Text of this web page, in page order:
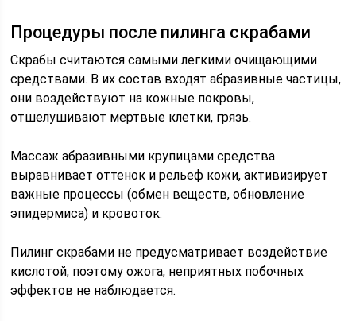
Процедуры после пилинга скрабами
Скрабы считаются самыми легкими очищающими
средствами. В их состав входят абразивные частицы,
они воздействуют на кожные покровы,
отшелушивают мертвые клетки, грязь.
Массаж абразивными крупицами средства
выравнивает оттенок и рельеф кожи, активизирует
важные процессы (обмен веществ, обновление
эпидермиса) и кровоток.
Пилинг скрабами не предусматривает воздействие
кислотой, поэтому ожога, неприятных побочных
эффектов не наблюдается.